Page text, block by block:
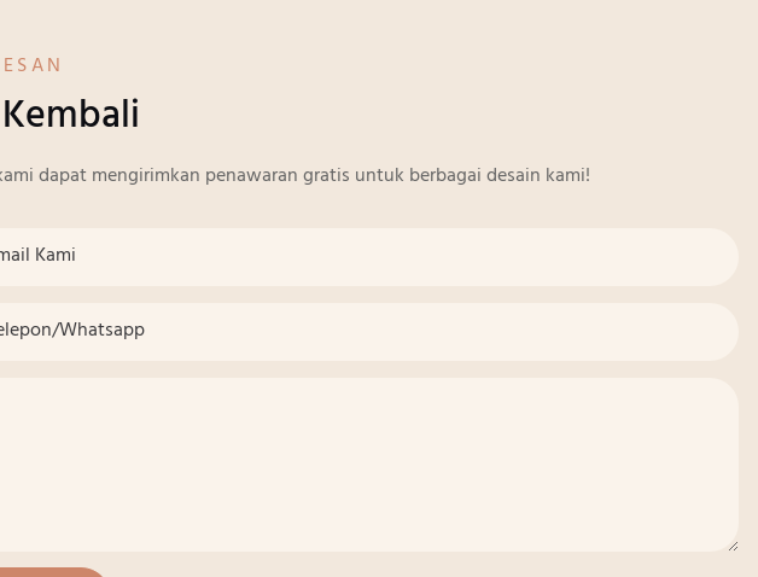
dapat mengirimkan penawaran gratis untuk berbagai desain kami!
Kami
whatsapp